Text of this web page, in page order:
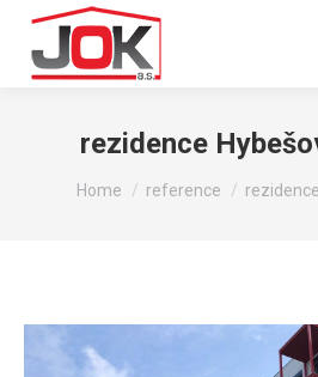
rezidence
You are here:
Home reference